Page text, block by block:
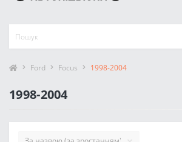
Ford Focus 1998-2004
1998-2004